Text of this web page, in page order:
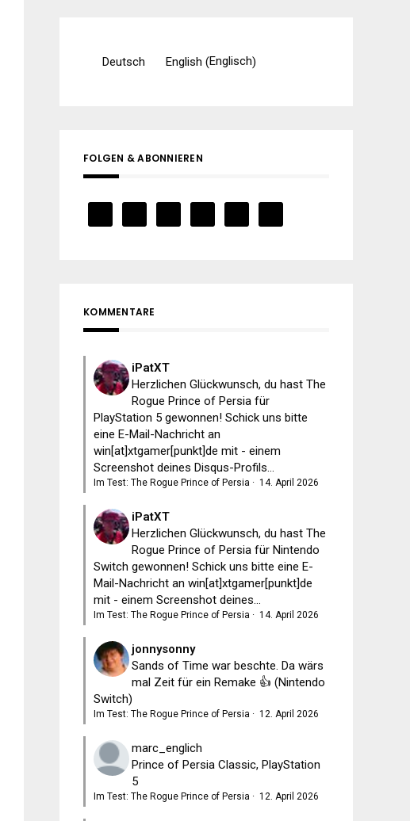
Deutsch English (Englisch)
FOLGEN & ABONNIEREN
KOMMENTARE
iPatXT
Herzlichen Glückwunsch, du hast The
Rogue Prince of Persia für
PlayStation 5 gewonnen! Schick uns bitte
eine E-Mail-Nachricht an
win[at]xtgamer[punkt]de mit - einem
Screenshot deines Disqus-Profils...
Im Test: The Rogue Prince of Persia · 14. April 2026
iPatXT
Herzlichen Glückwunsch, du hast The
Rogue Prince of Persia für Nintendo
Switch gewonnen! Schick uns bitte eine E-
Mail-Nachricht an win[at]xtgamer[punkt]de
mit - einem Screenshot deines...
Im Test: The Rogue Prince of Persia · 14. April 2026
jonnysonny
Sands of Time war beschte. Da wärs
mal Zeit für ein Remake 👍 (Nintendo
Switch)
Im Test: The Rogue Prince of Persia · 12. April 2026
marc_englich
Prince of Persia Classic, PlayStation
5
Im Test: The Rogue Prince of Persia · 12. April 2026